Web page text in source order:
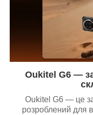
Oukitel G6 —
Oukitel G6 — це
розроблений для